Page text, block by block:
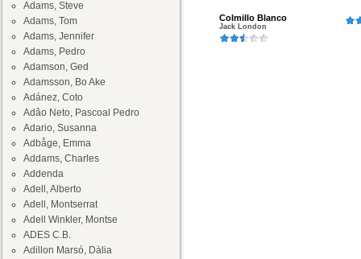
Adams, Steve
Adams, Tom
Adams, Jennifer
Adams, Pedro
Adamson, Ged
Adamsson, Bo Ake
Adánez, Coto
Adâo Neto, Pascoal Pedro
Adario, Susanna
Adbåge, Emma
Addams, Charles
Addenda
Adell, Alberto
Adell, Montserrat
Adell Winkler, Montse
ADES C.B.
Adillon Marsó, Dàlia
Colmillo Blanco
Jack London